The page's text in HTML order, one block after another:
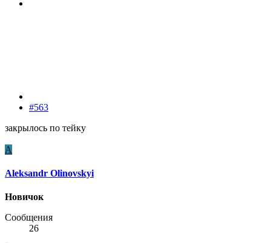
#563
закрылось по тейку
A
Aleksandr Olinovskyi
Новичок
Сообщения
26